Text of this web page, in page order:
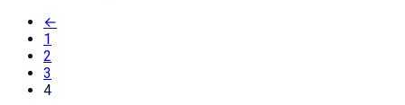
←
1
2
3
4